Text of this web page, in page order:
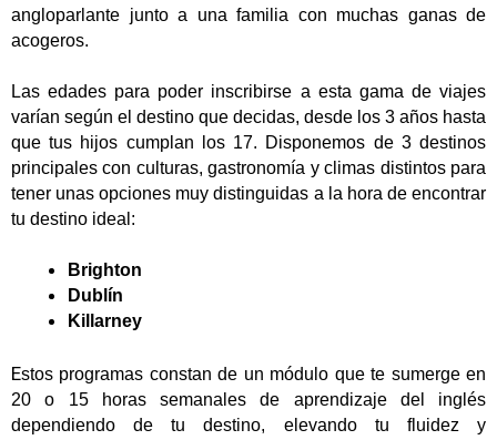
angloparlante junto a una familia con muchas ganas de
acogeros.
Las edades para poder inscribirse a esta gama de viajes
varían según el destino que decidas, desde los 3 años hasta
que tus hijos cumplan los 17. Disponemos de 3 destinos
principales con culturas, gastronomía y climas distintos para
tener unas opciones muy distinguidas a la hora de encontrar
tu destino ideal:
Brighton
Dublín
Killarney
Estos programas constan de un módulo que te sumerge en
20 o 15 horas semanales de aprendizaje del inglés
dependiendo de tu destino, elevando tu fluidez y